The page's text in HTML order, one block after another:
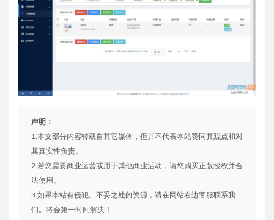
声明：
1.本文部分内容转载自其它媒体，但并不代表本站赞同其观点和对
其真实性负责。
2.若您需要商业运营或用于其他商业活动，请您购买正版授权并合
法使用。
3.如果本站有侵犯、不妥之处的资源，请在网站右边客服联系我
们。将会第一时间解决！